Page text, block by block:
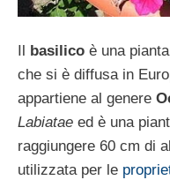
basilico è una
che si è diffusa in
appartiene al genere
Labiatae ed è una
raggiungere 60 cm di
utilizzata per le